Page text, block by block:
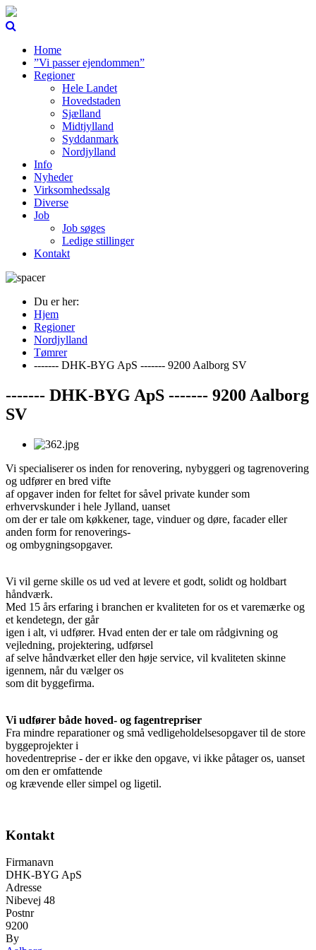
Home
”Vi passer ejendommen”
Regioner
Hele Landet
Hovedstaden
Sjælland
Midtjylland
Syddanmark
Nordjylland
Info
Nyheder
Virksomhedssalg
Diverse
Job
Job søges
Ledige stillinger
Kontakt
Du er her:
Hjem
Regioner
Nordjylland
Tømrer
------- DHK-BYG ApS ------- 9200 Aalborg SV
------- DHK-BYG ApS ------- 9200 Aalborg
SV
Vi specialiserer os inden for renovering, nybyggeri og tagrenovering
og udfører en bred vifte
af opgaver inden for feltet for såvel private kunder som
erhvervskunder i hele Jylland, uanset
om der er tale om køkkener, tage, vinduer og døre, facader eller
anden form for renoverings-
og ombygningsopgaver.
Vi vil gerne skille os ud ved at levere et godt, solidt og holdbart
håndværk.
Med 15 års erfaring i branchen er kvaliteten for os et varemærke og
et kendetegn, der går
igen i alt, vi udfører. Hvad enten der er tale om rådgivning og
vejledning, projektering, udførsel
af selve håndværket eller den høje service, vil kvaliteten skinne
igennem, når du vælger os
som dit byggefirma.
Vi udfører både hoved- og fagentrepriser
Fra mindre reparationer og små vedligeholdelsesopgaver til de store
byggeprojekter i
hovedentreprise - der er ikke den opgave, vi ikke påtager os, uanset
om den er omfattende
og krævende eller simpel og ligetil.
Kontakt
Firmanavn
DHK-BYG ApS
Adresse
Nibevej 48
Postnr
9200
By